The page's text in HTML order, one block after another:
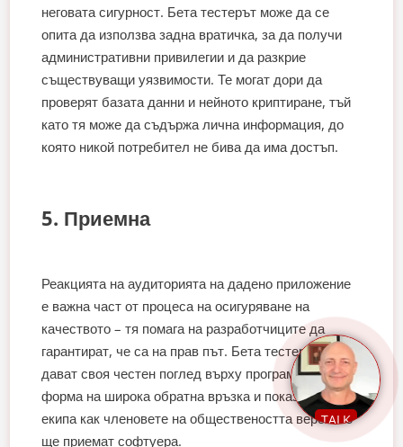
неговата сигурност. Бета тестерът може да се
опита да използва задна вратичка, за да получи
административни привилегии и да разкрие
съществуващи уязвимости. Те могат дори да
проверят базата данни и нейното криптиране, тъй
като тя може да съдържа лична информация, до
която никой потребител не бива да има достъп.
5. Приемна
Реакцията на аудиторията на дадено приложение
е важна част от процеса на осигуряване на
качеството – тя помага на разработчиците да
гарантират, че са на прав път. Бета тестерите
дават своя честен поглед върху програмата като
форма на широка обратна връзка и показват на
екипа как членовете на обществеността вероятно
ще приемат софтуера.
TALK